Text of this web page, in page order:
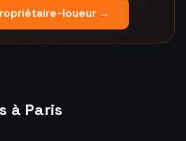
loueur →
à Paris